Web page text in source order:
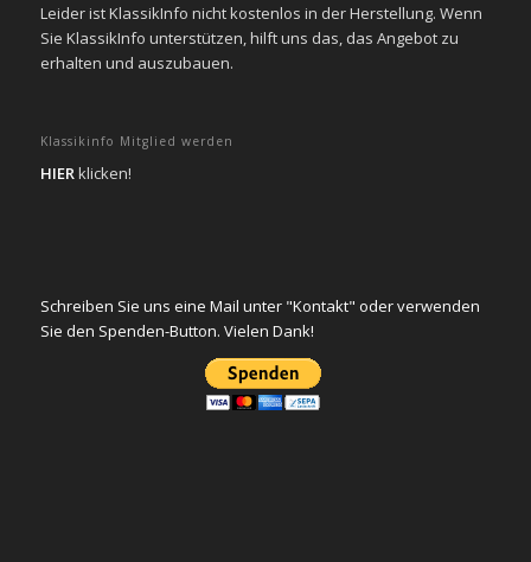
Leider ist KlassikInfo nicht kostenlos in der Herstellung. Wenn
Sie KlassikInfo unterstützen, hilft uns das, das Angebot zu
erhalten und auszubauen.
Klassikinfo Mitglied werden
HIERklicken!
Schreiben Sie uns eine Mail unter "Kontakt" oder verwenden
Sie den Spenden-Button. Vielen Dank!